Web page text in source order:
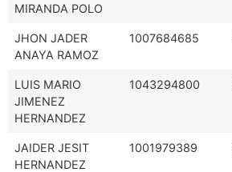
MIRANDA POLO
JHON JADER
ANAYA RAMOZ
1007684685
LUIS MARIO
JIMENEZ
HERNANDEZ
1043294800
JAIDER JESIT
HERNANDEZ
1001979389